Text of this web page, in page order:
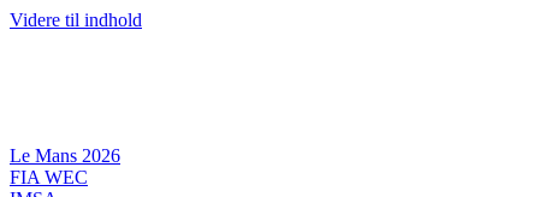
Videre til indhold
Le Mans 2026
FIA WEC